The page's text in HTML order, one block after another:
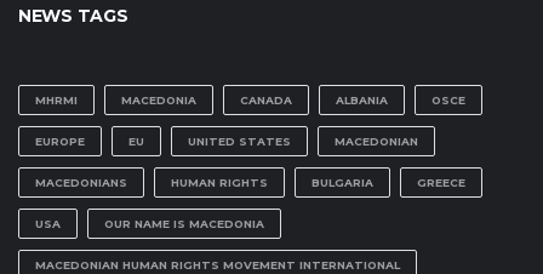
NEWS TAGS
MHRMI MACEDONIA CANADA ALBANIA OSCE
EUROPE EU UNITED STATES MACEDONIAN
MACEDONIANS HUMAN RIGHTS BULGARIA GREECE
USA OUR NAME IS MACEDONIA
MACEDONIAN HUMAN RIGHTS MOVEMENT INTERNATIONAL